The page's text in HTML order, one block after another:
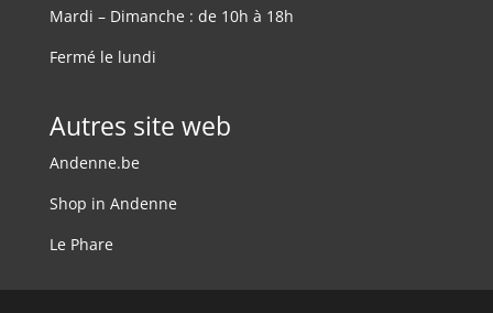
Mardi – Dimanche : de 10h à 18h
Fermé le lundi
Autres site web
Andenne.be
Shop in Andenne
Le Phare